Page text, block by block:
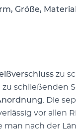
Größe,
zu
schließenden
. Die
vor allen
man nach der